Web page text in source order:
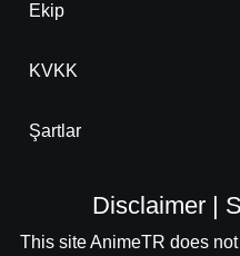
Ekip
KVKK
Şartlar
Disclaimer |
This site AnimeTR does not